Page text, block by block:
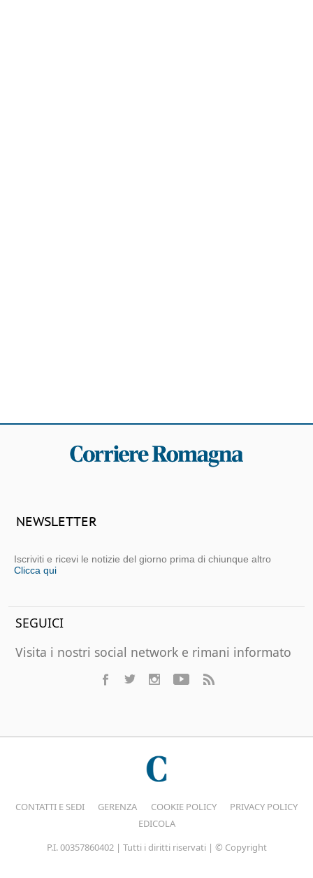
NEWSLETTER
Iscriviti e ricevi le notizie del giorno prima di chiunque altro
Clicca qui
SEGUICI
Visita i nostri social network e rimani informato
CONTATTI E SEDI GERENZA COOKIE POLICY
PRIVACY POLICY
EDICOLA
P.I. 00357860402 | Tutti i diritti riservati | © Copyright